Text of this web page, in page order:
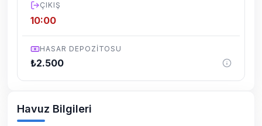
ÇIKIŞ
10:00
HASAR DEPOZITOSU
₺2.500
Havuz Bilgileri